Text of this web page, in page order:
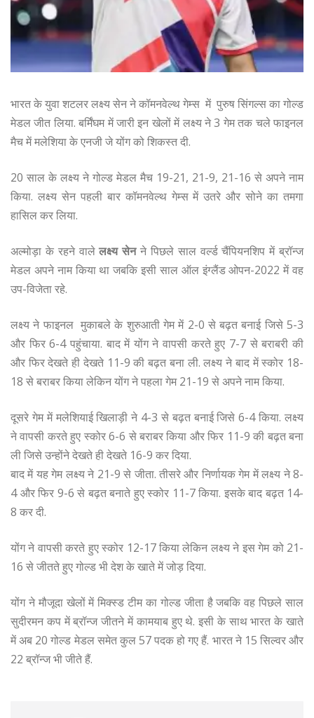
भारत के युवा शटलर लक्ष्य सेन ने कॉमनवेल्थ गेम्स में पुरुष सिंगल्स का गोल्ड
मेडल जीत लिया. बर्मिंघम में जारी इन खेलों में लक्ष्य ने 3 गेम तक चले फाइनल
मैच में मलेशिया के एनजी जे योंग को शिकस्त दी.
20 साल के लक्ष्य ने गोल्ड मेडल मैच 19-21, 21-9, 21-16 से अपने नाम
किया. लक्ष्य सेन पहली बार कॉमनवेल्थ गेम्स में उतरे और सोने का तमगा
हासिल कर लिया.
अल्मोड़ा के रहने वालेलक्ष्य सेनने पिछले साल वर्ल्ड चैंपियनशिप में ब्रॉन्ज
मेडल अपने नाम किया था जबकि इसी साल ऑल इंग्लैंड ओपन-2022 में वह
उप-विजेता रहे.
लक्ष्य ने फाइनल मुकाबले के शुरुआती गेम में 2-0 से बढ़त बनाई जिसे 5-3
और फिर 6-4 पहुंचाया. बाद में योंग ने वापसी करते हुए 7-7 से बराबरी की
और फिर देखते ही देखते 11-9 की बढ़त बना ली. लक्ष्य ने बाद में स्कोर 18-
18 से बराबर किया लेकिन योंग ने पहला गेम 21-19 से अपने नाम किया.
दूसरे गेम में मलेशियाई खिलाड़ी ने 4-3 से बढ़त बनाई जिसे 6-4 किया. लक्ष्य
ने वापसी करते हुए स्कोर 6-6 से बराबर किया और फिर 11-9 की बढ़त बना
ली जिसे उन्होंने देखते ही देखते 16-9 कर दिया.
बाद में यह गेम लक्ष्य ने 21-9 से जीता. तीसरे और निर्णायक गेम में लक्ष्य ने 8-
4 और फिर 9-6 से बढ़त बनाते हुए स्कोर 11-7 किया. इसके बाद बढ़त 14-
8 कर दी.
योंग ने वापसी करते हुए स्कोर 12-17 किया लेकिन लक्ष्य ने इस गेम को 21-
16 से जीतते हुए गोल्ड भी देश के खाते में जोड़ दिया.
योंग ने मौजूदा खेलों में मिक्स्ड टीम का गोल्ड जीता है जबकि वह पिछले साल
सुदीरमन कप में ब्रॉन्ज जीतने में कामयाब हुए थे. इसी के साथ भारत के खाते
में अब 20 गोल्ड मेडल समेत कुल 57 पदक हो गए हैं. भारत ने 15 सिल्वर और
22 ब्रॉन्ज भी जीते हैं.